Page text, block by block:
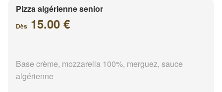
Pizza algérienne senior
Dès 15.00 €
Base crème, mozzarella 100%, merguez, sauce
algérienne